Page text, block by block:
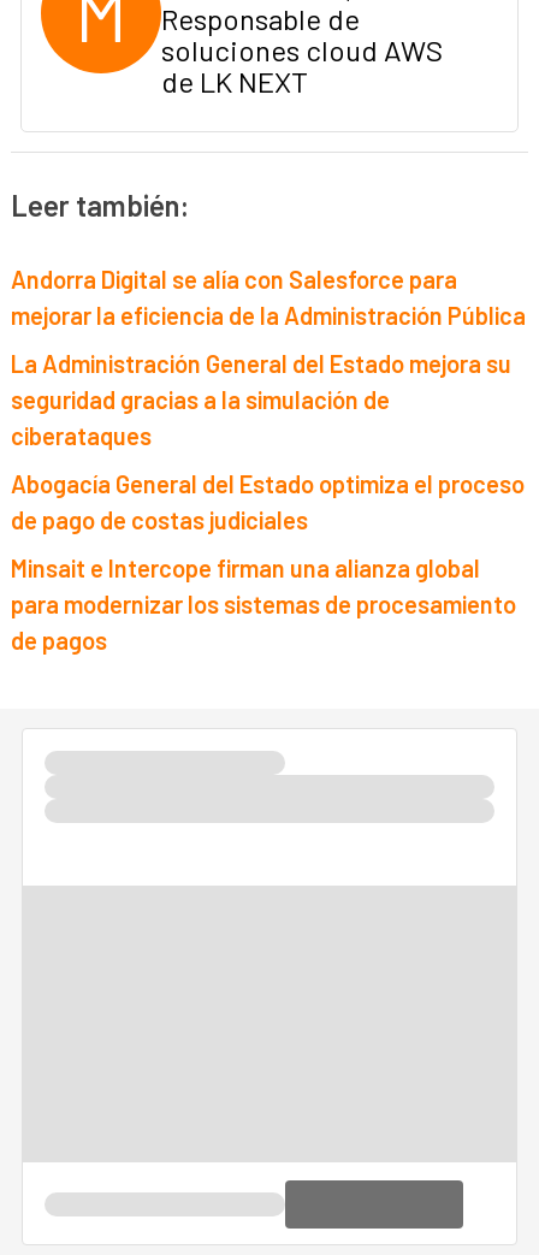
Responsable de
soluciones cloud AWS
de LK NEXT
Leer también:
Andorra Digital se alía con Salesforce para
mejorar la eficiencia de la Administración Pública
La Administración General del Estado mejora su
seguridad gracias a la simulación de
ciberataques
Abogacía General del Estado optimiza el proceso
de pago de costas judiciales
Minsait e Intercope firman una alianza global
para modernizar los sistemas de procesamiento
de pagos